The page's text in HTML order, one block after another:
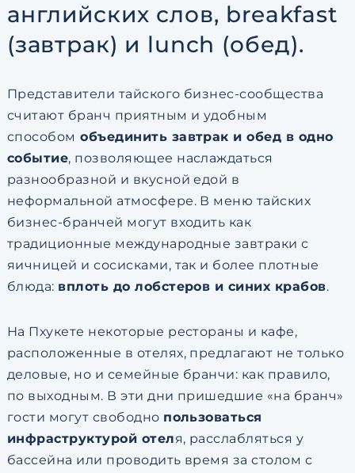
английских слов, breakfast
(завтрак) и lunch (обед).
Представители тайского бизнес-сообщества
считают бранч приятным и удобным
способом объединить завтрак и обед в одно
событие, позволяющее наслаждаться
разнообразной и вкусной едой в
неформальной атмосфере. В меню тайских
бизнес-бранчей могут входить как
традиционные международные завтраки с
яичницей и сосисками, так и более плотные
блюда: вплоть до лобстеров и синих крабов.
На Пхукете некоторые рестораны и кафе,
расположенные в отелях, предлагают не только
деловые, но и семейные бранчи: как правило,
по выходным. В эти дни пришедшие «на бранч»
гости могут свободно пользоваться
инфраструктурой отеля, расслабляться у
бассейна или проводить время за столом с